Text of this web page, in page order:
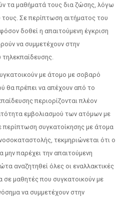
τα μαθήματά τους δια ζώσης, λόγω
Σε περίπτωση αιτήματος του
δοθεί η απαιτούμενη έγκριση
να συμμετέχουν στην
τηλεκπαίδευσης.
με άτομο με σοβαρό
θα πρέπει να απέχουν από το
περιορίζονται πλέον
εμβολιασμού των ατόμων με
συγκατοίκησης με άτομα
τεκμηριώνεται ότι ο
μην παρέχει την απαιτούμενη
αναζητηθεί όλες οι εναλλακτικές
σε μαθητές που συγκατοικούν με
να συμμετέχουν στην